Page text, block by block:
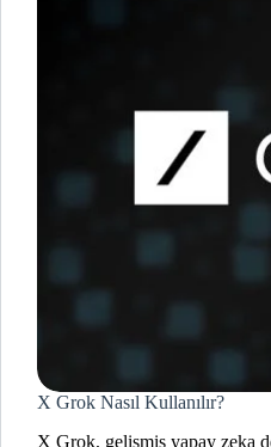
X Grok Nasıl Kullanılır?
X Grok, gelişmiş yapay zeka